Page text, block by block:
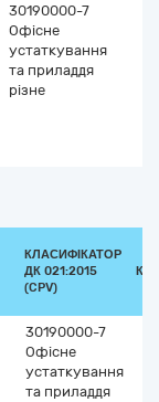
30190000-7
Офісне
устаткування
та приладдя
різне
КЛАСИФІКАТОР
ДК 021:2015
(CPV)
30190000-7
Офісне
устаткування
та приладдя